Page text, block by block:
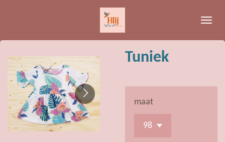
naar
hoofdinhoud
Tuniek
maat